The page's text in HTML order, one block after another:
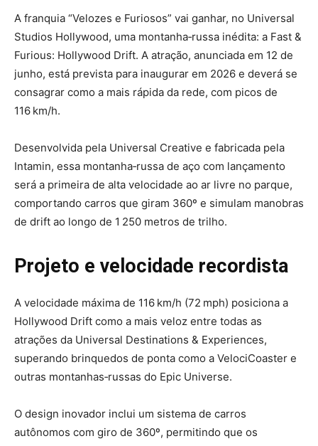
A franquia “Velozes e Furiosos” vai ganhar, no Universal
Studios Hollywood, uma montanha‑russa inédita: a Fast &
Furious: Hollywood Drift. A atração, anunciada em 12 de
junho, está prevista para inaugurar em 2026 e deverá se
consagrar como a mais rápida da rede, com picos de
116 km/h.
Desenvolvida pela Universal Creative e fabricada pela
Intamin, essa montanha‑russa de aço com lançamento
será a primeira de alta velocidade ao ar livre no parque,
comportando carros que giram 360º e simulam manobras
de drift ao longo de 1 250 metros de trilho.
Projeto e velocidade recordista
A velocidade máxima de 116 km/h (72 mph) posiciona a
Hollywood Drift como a mais veloz entre todas as
atrações da Universal Destinations & Experiences,
superando brinquedos de ponta como a VelociCoaster e
outras montanhas‑russas do Epic Universe.
O design inovador inclui um sistema de carros
autônomos com giro de 360º, permitindo que os